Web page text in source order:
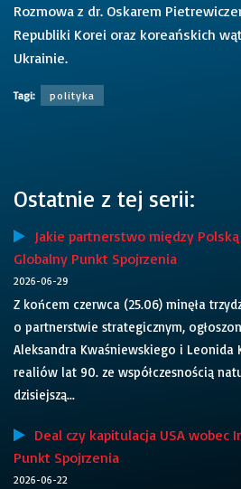
Rozmowa z dr. Oskarem
Republiki Korei oraz koreańskich
Ukrainie.
Tagi: polityka
Ostatnie z tej serii:
Jakie partnerstwo między Polską
Globalny Punkt Spojrzenia
2026-06-29
Z końcem czerwca (25.06) minęła
o partnerstwie strategicznym,
Aleksandra Kwaśniewskiego i Leonida
realiów lat 90. ze współczesnością
dzisiejszą...
Deal czy kapitulacja USA wobec
Punkt Spojrzenia
2026-06-22